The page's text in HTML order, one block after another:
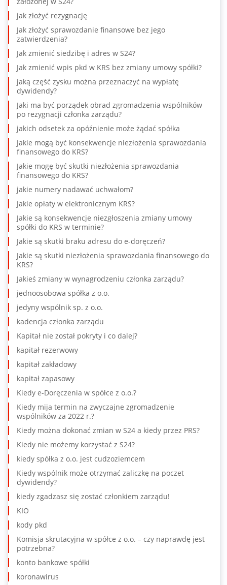
jak złożyć rezygnację
Jak złożyć sprawozdanie finansowe bez jego
zatwierdzenia?
Jak zmienić siedzibę i adres w S24?
Jak zmienić wpis pkd w KRS bez zmiany umowy spółki?
jaką część zysku można przeznaczyć na wypłatę
dywidendy?
Jaki ma być porządek obrad zgromadzenia wspólników
po rezygnacji członka zarządu?
jakich odsetek za opóźnienie może żądać spółka
Jakie mogą być konsekwencje niezłożenia sprawozdania
finansowego do KRS?
Jakie mogę być skutki niezłożenia sprawozdania
finansowego do KRS?
jakie numery nadawać uchwałom?
Jakie opłaty w elektronicznym KRS?
Jakie są konsekwencje niezgłoszenia zmiany umowy
spółki do KRS w terminie?
Jakie są skutki braku adresu do e-doręczeń?
Jakie są skutki niezłożenia sprawozdania finansowego do
KRS?
Jakieś zmiany w wynagrodzeniu członka zarządu?
jednoosobowa spółka z o.o.
jedyny wspólnik sp. z o.o.
kadencja członka zarządu
Kapitał nie został pokryty i co dalej?
kapitał rezerwowy
kapitał zakładowy
kapitał zapasowy
Kiedy e-Doręczenia w spółce z o.o.?
Kiedy mija termin na zwyczajne zgromadzenie
wspólników za 2022 r.?
Kiedy można dokonać zmian w S24 a kiedy przez PRS?
Kiedy nie możemy korzystać z S24?
kiedy spółka z o.o. jest cudzoziemcem
Kiedy wspólnik może otrzymać zaliczkę na poczet
dywidendy?
kiedy zgadzasz się zostać członkiem zarządu!
KIO
kody pkd
Komisja skrutacyjna w spółce z o.o. – czy naprawdę jest
potrzebna?
konto bankowe spółki
koronawirus